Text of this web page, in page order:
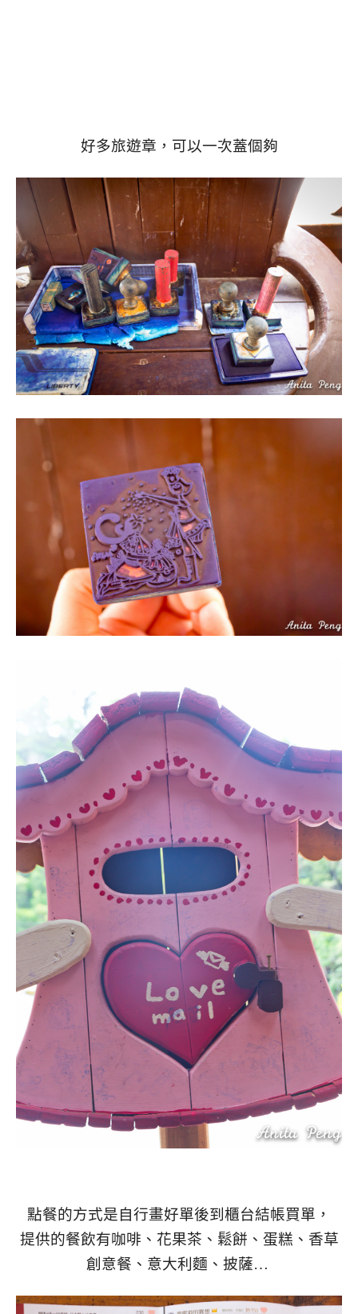
好多旅遊章，可以一次蓋個夠
點餐的方式是自行畫好單後到櫃台結帳買單，
提供的餐飲有咖啡、花果茶、鬆餅、蛋糕、香草
創意餐、意大利麵、披薩…